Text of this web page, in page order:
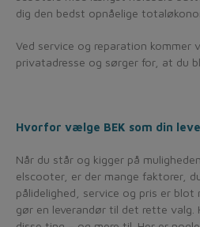
dig den bedst opnåelige
Ved service og reparation kommer
privatadresse og sørger for, at du
Hvorfor vælge BEK som din
Når du står og kigger på
elscooter, er der mange faktorer,
pålidelighed, service og pris er
gør en leverandør til det rette valg.